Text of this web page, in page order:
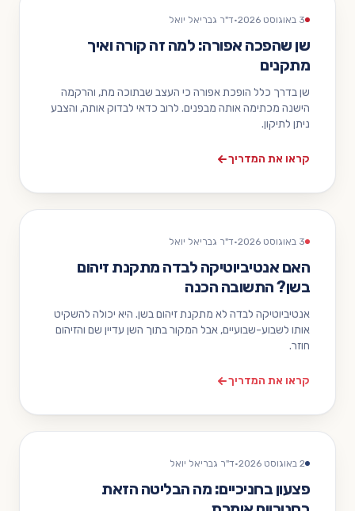
3 באוגוסט 2026 ·ד"ר גבריאל יואל
שן שהפכה אפורה: למה זה קורה ואיך
מתקנים
שן בדרך כלל הופכת אפורה כי העצב שבתוכה מת, והרקמה
הישנה מכתימה אותה מבפנים. לרוב כדאי לבדוק אותה, והצבע
ניתן לתיקון.
קראו את המדריך
3 באוגוסט 2026 ·ד"ר גבריאל יואל
האם אנטיביוטיקה לבדה מתקנת זיהום
בשן? התשובה הכנה
אנטיביוטיקה לבדה לא מתקנת זיהום בשן. היא יכולה להשקיט
אותו לשבוע-שבועיים, אבל המקור בתוך השן עדיין שם והזיהום
חוזר.
קראו את המדריך
2 באוגוסט 2026 ·ד"ר גבריאל יואל
פצעון בחניכיים: מה הבליטה הזאת